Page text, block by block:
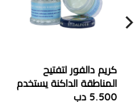
كريم دالفور لتفتيح
المناطقة الداكنة يستخدم
حق المناطقة الحساسة
5.500 دب